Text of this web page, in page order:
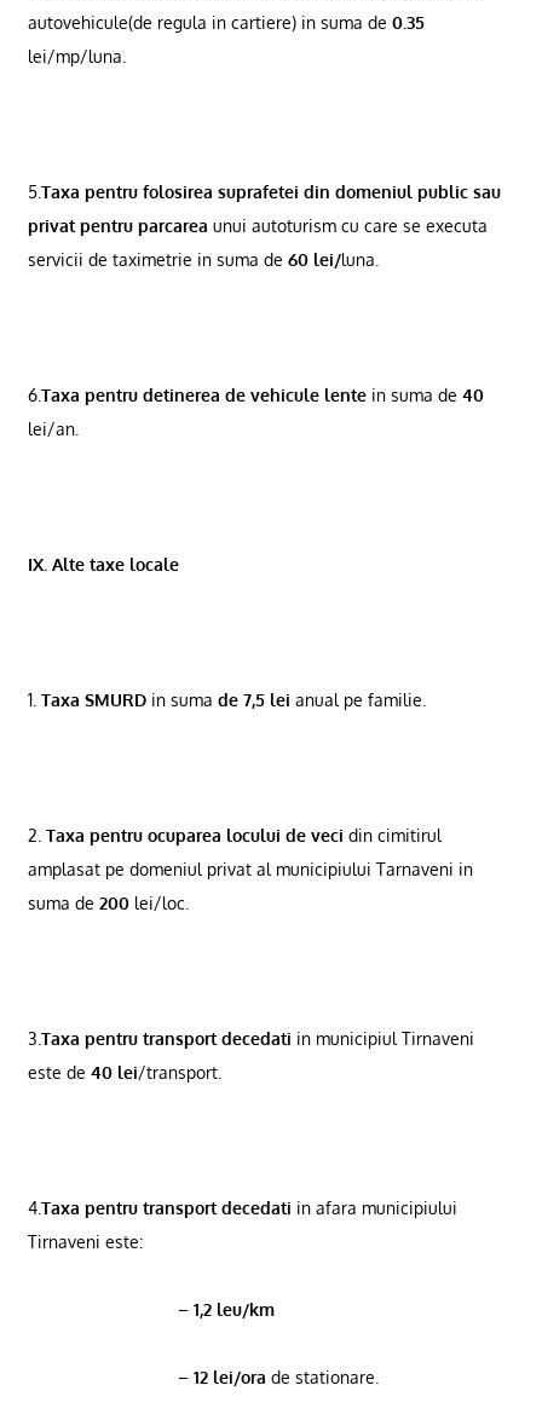
autovehicule(de regula in cartiere) in suma de 0.35
lei/mp/luna.
5.Taxa pentru folosirea suprafetei din domeniul public sau
privat pentru parcarea unui autoturism cu care se executa
servicii de taximetrie in suma de 60 lei/luna.
6.Taxa pentru detinerea de vehicule lentein suma de 40
lei/an.
IX. Alte taxe locale
1. Taxa SMURDin suma de 7,5 lei anual pe familie.
2. Taxa pentru ocuparea locului de veci din cimitirul
amplasat pe domeniul privat al municipiului Tarnaveni in
suma de 200 lei/loc.
3. Taxa pentru transport decedati in municipiul Tirnaveni
este de 40 lei/transport.
4.Taxa pentru transport decedati in afara municipiului
Tirnaveni este:
– 1,2 leu/km
– 12 lei/ora de stationare.